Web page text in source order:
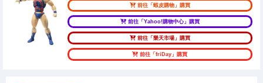
前往「蝦皮購物」購買
前往「Yahoo!購物中心」購買
前往「樂天市場」購買
前往「friDay」購買